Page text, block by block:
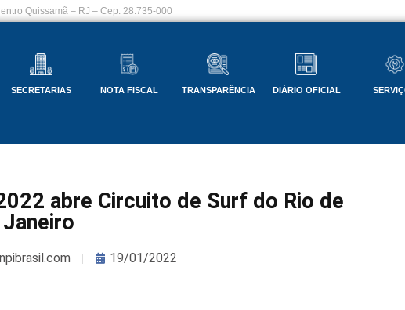
Quissamã – RJ – Cep: 28.735-000
SECRETARIAS NOTA FISCAL TRANSPARÊNCIA DIÁRIO OFICIAL
abre Circuito de Surf do Rio de
Janeiro
19/01/2022